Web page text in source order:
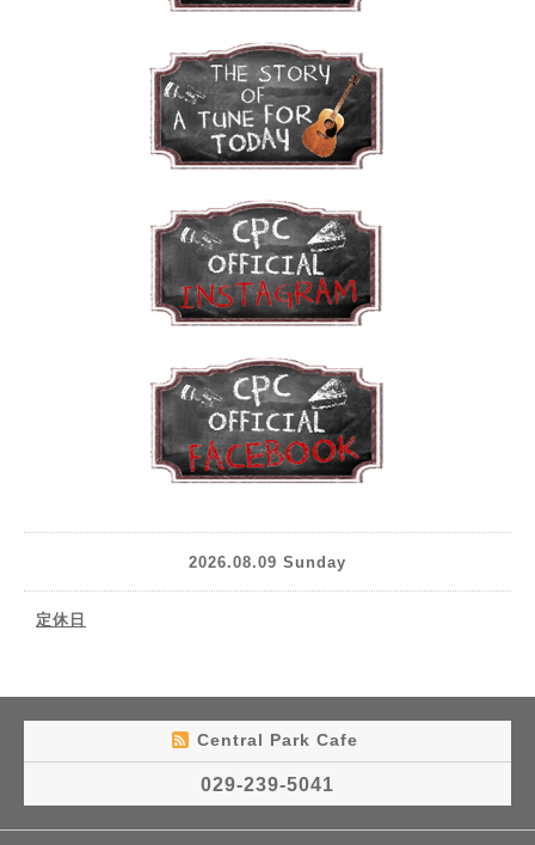
2026.08.09 Sunday
定休日
Central Park Cafe
029-239-5041